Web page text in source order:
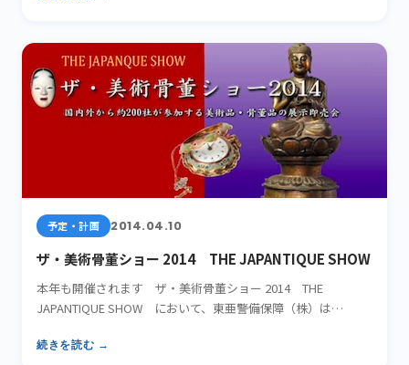
予定・計画 2014.04.10
ザ・美術骨董ショー 2014 THE JAPANTIQUE SHOW
本年も開催されます ザ・美術骨董ショー 2014 THE
JAPANTIQUE SHOW において、東亜警備保障（株）は…
続きを読む →